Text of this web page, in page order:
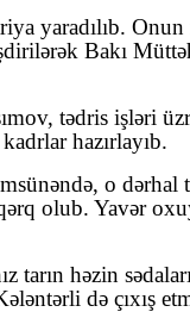
yaradılıb. Onun
Bakı
tədris işləri
hazırlayıb.
o dərhal
olub. Yavər
tarın həzin
də çıxış